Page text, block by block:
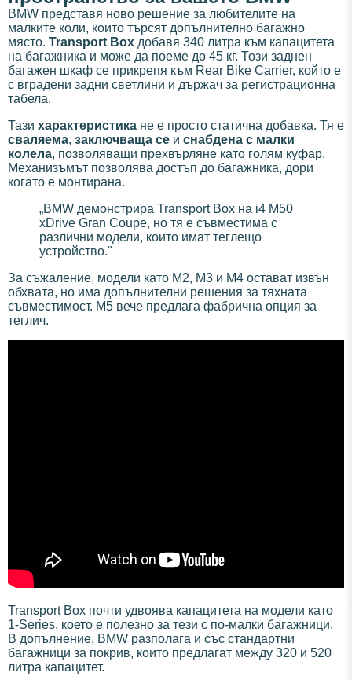
BMW представя ново решение за любителите на
малките коли, които търсят допълнително багажно
място. Transport Box добавя 340 литра към капацитета
на багажника и може да поеме до 45 кг. Този заднен
багажен шкаф се прикрепя към Rear Bike Carrier, който е
с вградени задни светлини и държач за регистрационна
табела.
Тази характеристика не е просто статична добавка. Тя е
сваляема, заключваща се и снабдена с малки
колела, позволяващи прехвърляне като голям куфар.
Механизъмът позволява достъп до багажника, дори
когато е монтирана.
„BMW демонстрира Transport Box на i4 M50
xDrive Gran Coupe, но тя е съвместима с
различни модели, които имат теглещо
устройство."
За съжаление, модели като M2, M3 и M4 остават извън
обхвата, но има допълнителни решения за тяхната
съвместимост. M5 вече предлага фабрична опция за
теглич.
Transport Box почти удвоява капацитета на модели като
1-Series, което е полезно за тези с по-малки багажници.
В допълнение, BMW разполага и със стандартни
багажници за покрив, които предлагат между 320 и 520
литра капацитет.